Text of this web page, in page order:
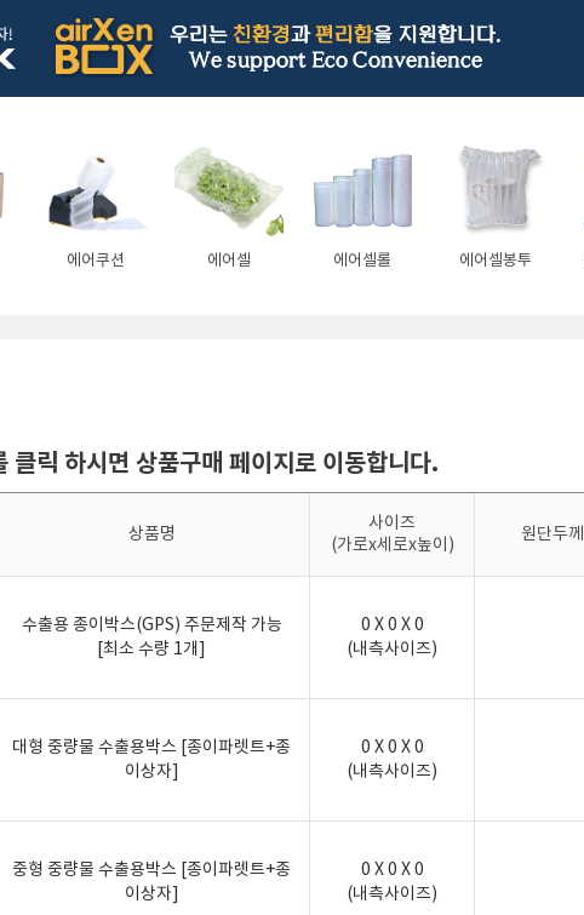
에어쿠션 에어셀 에어셀롤 에어셀봉투
클릭 하시면 상품구매 페이지로 이동합니다.
상품명
사이즈
(가로x세로x높이)
원단두께
수출용 종이박스(GPS) 주문제작 가능
[최소 수량 1개]
0 X 0 X 0
(내측사이즈)
대형 중량물 수출용박스 [종이파렛트+종
이상자]
0 X 0 X 0
(내측사이즈)
중형 중량물 수출용박스 [종이파렛트+종
이상자]
0 X 0 X 0
(내측사이즈)